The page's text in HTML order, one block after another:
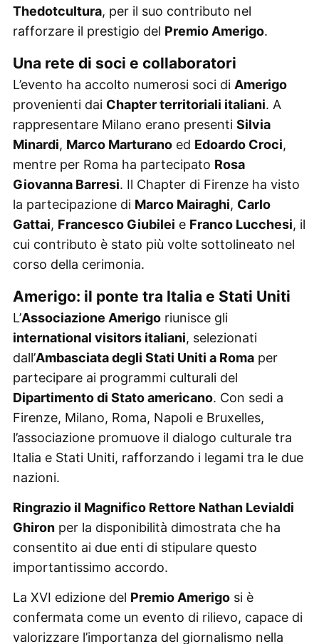
Thedotcultura, per il suo contributo nel
rafforzare il prestigio del Premio Amerigo.
Una rete di soci e collaboratori
L’evento ha accolto numerosi soci di Amerigo
provenienti dai Chapter territoriali italiani. A
rappresentare Milano erano presenti Silvia
Minardi, Marco Marturanoed Edoardo Croci,
mentre per Roma ha partecipato Rosa
Giovanna Barresi. Il Chapter di Firenze ha visto
la partecipazione di Marco Mairaghi, Carlo
Gattai, Francesco Giubilei e Franco Lucchesi, il
cui contributo è stato più volte sottolineato nel
corso della cerimonia.
Amerigo: il ponte tra Italia e Stati Uniti
L’Associazione Amerigoriunisce gli
international visitors italiani, selezionati
dall’Ambasciata degli Stati Uniti a Romaper
partecipare ai programmi culturali del
Dipartimento di Stato americano. Con sedi a
Firenze, Milano, Roma, Napoli e Bruxelles,
l’associazione promuove il dialogo culturale tra
Italia e Stati Uniti, rafforzando i legami tra le due
nazioni.
Ringrazio il Magnifico Rettore Nathan Levialdi
Ghironper la disponibilità dimostrata che ha
consentito ai due enti di stipulare questo
importantissimo accordo.
La XVI edizione del Premio Amerigosi è
confermata come un evento di rilievo, capace di
valorizzare l’importanza del giornalismo nella